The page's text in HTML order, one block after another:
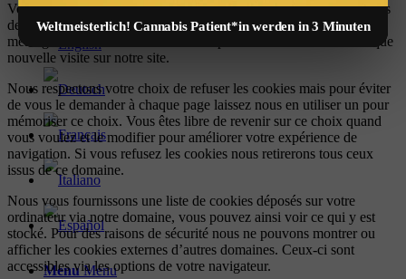
Menu Menu
Vous pouvez toujours bloquer ou effacer les cookies via les options
de votre navigateur et forcer leur blocage sur ce site. Mais le
message vous demandant de les accepter/refuser reviendra à chaque
nouvelle visite sur notre site.
Nous respectons votre choix de refuser les cookies mais pour éviter
de vous le demander à chaque page laissez nous en utiliser un pour
mémoriser ce choix. Vous êtes libre de revenir sur ce choix quand
vous voulez et le modifier pour améliorer votre expérience de
navigation. Si vous refusez les cookies nous retirerons tous ceux
issus de ce domaine.
Nous vous fournissons une liste de cookies déposés sur votre
ordinateur via notre domaine, vous pouvez ainsi voir ce qui y est
stocké. Pour des raisons de sécurité nous ne pouvons montrer ou
afficher les cookies externes d’autres domaines. Ceux-ci sont
accessibles via les options de votre navigateur.
Weltmeisterlich! Cannabis Patient*in werden in 3 Minuten